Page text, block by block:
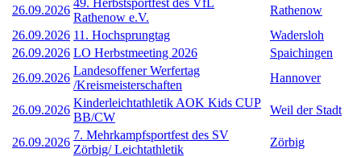
26.09.2026
Rathenow e.V.
Rathenow
26.09.2026 11. Hochsprungtag
Wadersloh
26.09.2026 LO Herbstmeeting 2026
Spaichingen
26.09.2026
Landesoffener Werfertag
/Kreismeisterschaften
Hannover
26.09.2026
Kinderleichtathletik AOK Kids CUP
BB/CW
Weil der Stadt
26.09.2026
7. Mehrkampfsportfest des SV
Zörbig/ Leichtathletik
Zörbig